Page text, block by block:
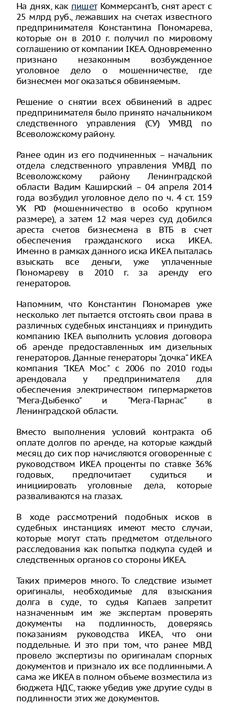
На днях, как пишетКоммерсантЪ, снят арест с
25 млрд руб., лежавших на счетах известного
предпринимателя Константина Пономарева,
которые он в 2010 г. получил по мировому
соглашению от компании IKEA. Одновременно
признано незаконным возбужденное
уголовное дело о мошенничестве, где
бизнесмен мог оказаться обвиняемым.
Решение о снятии всех обвинений в адрес
предпринимателя было принято начальником
следственного управления (СУ) УМВД по
Всеволожскому району.
Ранее один из его подчиненных – начальник
отдела следственного управления УМВД по
Всеволожскому району Ленинградской
области Вадим Каширский – 04 апреля 2014
года возбудил уголовное дело по ч. 4 ст. 159
УК РФ (мошенничество в особо крупном
размере), а затем 12 мая через суд добился
ареста счетов бизнесмена в ВТБ в счет
обеспечения гражданского иска ИКЕА.
Именно в рамках данного иска ИКЕА пыталась
взыскать все деньги, уже уплаченные
Пономареву в 2010 г. за аренду его
генераторов.
Напомним, что Константин Пономарев уже
несколько лет пытается отстоять свои права в
различных судебных инстанциях и принудить
компанию IKEA выполнить условия договора
об аренде предоставленных им дизельных
генераторов. Данные генераторы "дочка" ИКЕА
компания "IKEA Мос" с 2006 по 2010 годы
арендовала у предпринимателя для
обеспечения электричеством гипермаркетов
"Мега-Дыбенко" и "Мега-Парнас" в
Ленинградской области.
Вместо выполнения условий контракта об
оплате долгов по аренде, на которые каждый
месяц до сих пор начисляются оговоренные с
руководством ИКЕА проценты по ставке 36%
годовых, предпочитает судиться и
инициировать уголовные дела, которые
разваливаются на глазах.
В ходе рассмотрений подобных исков в
судебных инстанциях имеют место случаи,
которые могут стать предметом отдельного
расследования как попытка подкупа судей и
следственных органов со стороны ИКЕА.
Таких примеров много. То следствие изымет
оригиналы, необходимые для взыскания
долга в суде, то судья Капаев запретит
назначенным им же экспертам проверять
документы на подлинность, доверяясь
показаниям руководства ИКЕА, что они
поддельные. И это при том, что ранее МВД
провело экспертизы по оригиналам спорных
документов и признало их все подлинными. А
сама же ИКЕА в полном объеме возместила из
бюджета НДС, также убедив уже другие суды в
подлинности этих же документов.